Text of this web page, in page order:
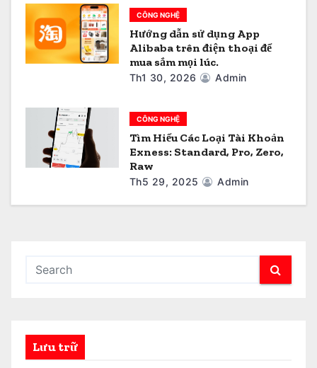
CÔNG NGHỆ
Hướng dẫn sử dụng App
Alibaba trên điện thoại để
mua sắm mọi lúc.
Th1 30, 2026 Admin
CÔNG NGHỆ
Tìm Hiểu Các Loại Tài Khoản
Exness: Standard, Pro, Zero,
Raw
Th5 29, 2025 Admin
Lưu trữ